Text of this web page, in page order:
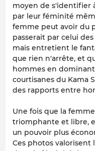
moyen de s'identifier
par leur féminité
femme peut avoir du
passerait par celui
mais entretient le
que rien n'arrête, et
hommes en
courtisanes du Kama
des rapports entre
Une fois que la
triomphante et libre,
un pouvoir plus
Ces photos